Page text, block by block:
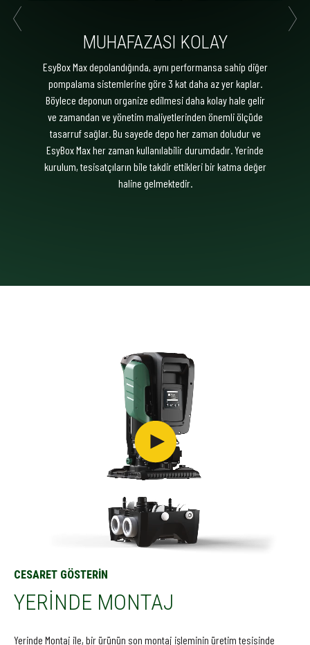
MUHAFAZASI KOLAY
EsyBox Max depolandığında, aynı performansa sahip diğer
pompalama sistemlerine göre 3 kat daha az yer kaplar.
Böylece deponun organize edilmesi daha kolay hale gelir
ve zamandan ve yönetim maliyetlerinden önemli ölçüde
tasarruf sağlar. Bu sayede depo her zaman doludur ve
EsyBox Max her zaman kullanılabilir durumdadır. Yerinde
kurulum, tesisatçıların bile takdir ettikleri bir katma değer
haline gelmektedir.
CESARET GÖSTERİN
YERİNDE MONTAJ
Yerinde Montaj ile, bir ürünün son montaj işleminin üretim tesisinde